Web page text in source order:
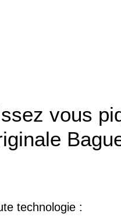
vous
technologie :